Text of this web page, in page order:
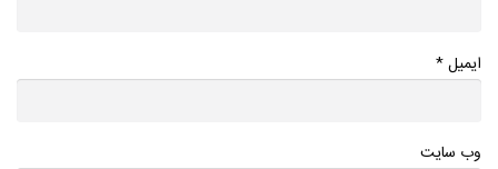
ایمیل*
وب سایت